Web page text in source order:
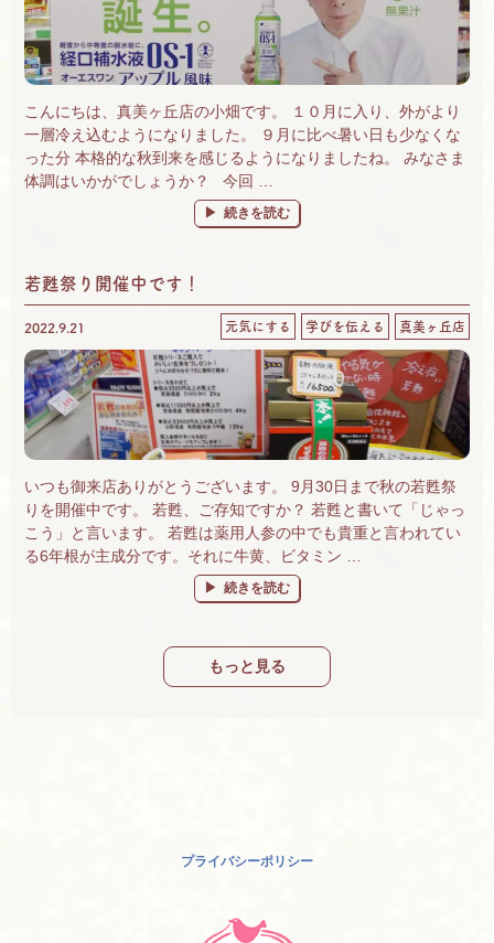
こんにちは、真美ヶ丘店の小畑です。 １０月に入り、外がより
一層冷え込むようになりました。 ９月に比べ暑い日も少なくな
った分 本格的な秋到来を感じるようになりましたね。 みなさま
体調はいかがでしょうか？ 今回 …
“OS-1ご自宅に置いてますか？～風邪の季節
続きを読む
若甦祭り開催中です！
2022.9.21 元気にする 学びを伝える 真美ヶ丘店
いつも御来店ありがとうございます。 9月30日まで秋の若甦祭
りを開催中です。 若甦、ご存知ですか？ 若甦と書いて「じゃっ
こう」と言います。 若甦は薬用人参の中でも貴重と言われてい
る6年根が主成分です。それに牛黄、ビタミン …
“若甦祭り開催中です！” の
続きを読む
もっと見る
プライバシーポリシー